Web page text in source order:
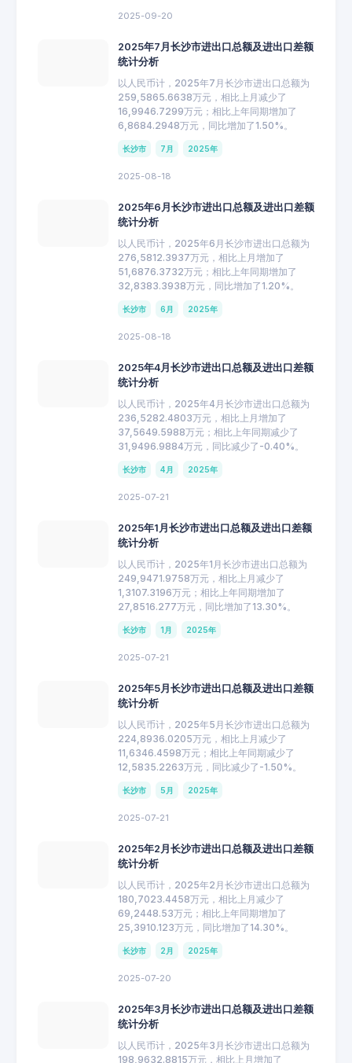
2025-09-20
2025年7月长沙市进出口总额及进出口差额
统计分析
以人民币计，2025年7月长沙市进出口总额为
259,5865.6638万元，相比上月减少了
16,9946.7299万元；相比上年同期增加了
6,8684.2948万元，同比增加了1.50%。
长沙市 7月 2025年
2025-08-18
2025年6月长沙市进出口总额及进出口差额
统计分析
以人民币计，2025年6月长沙市进出口总额为
276,5812.3937万元，相比上月增加了
51,6876.3732万元；相比上年同期增加了
32,8383.3938万元，同比增加了1.20%。
长沙市 6月 2025年
2025-08-18
2025年4月长沙市进出口总额及进出口差额
统计分析
以人民币计，2025年4月长沙市进出口总额为
236,5282.4803万元，相比上月增加了
37,5649.5988万元；相比上年同期减少了
31,9496.9884万元，同比减少了-0.40%。
长沙市 4月 2025年
2025-07-21
2025年1月长沙市进出口总额及进出口差额
统计分析
以人民币计，2025年1月长沙市进出口总额为
249,9471.9758万元，相比上月减少了
1,3107.3196万元；相比上年同期增加了
27,8516.277万元，同比增加了13.30%。
长沙市 1月 2025年
2025-07-21
2025年5月长沙市进出口总额及进出口差额
统计分析
以人民币计，2025年5月长沙市进出口总额为
224,8936.0205万元，相比上月减少了
11,6346.4598万元；相比上年同期减少了
12,5835.2263万元，同比减少了-1.50%。
长沙市 5月 2025年
2025-07-21
2025年2月长沙市进出口总额及进出口差额
统计分析
以人民币计，2025年2月长沙市进出口总额为
180,7023.4458万元，相比上月减少了
69,2448.53万元；相比上年同期增加了
25,3910.123万元，同比增加了14.30%。
长沙市 2月 2025年
2025-07-20
2025年3月长沙市进出口总额及进出口差额
统计分析
以人民币计，2025年3月长沙市进出口总额为
198,9632.8815万元，相比上月增加了